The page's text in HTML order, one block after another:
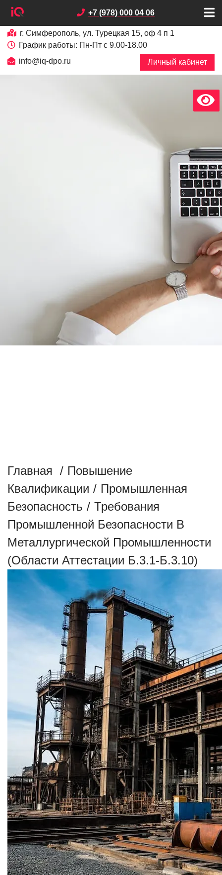
+7 (978) 000 04 06
г. Симферополь, ул. Турецкая 15, оф 4 п 1
График работы: Пн-Пт с 9.00-18.00
info@iq-dpo.ru
Личный кабинет
Главная / Повышение
Квалификации / Промышленная
Безопасность / Требования
Промышленной Безопасности В
Металлургической Промышленности
(области Аттестации Б.3.1-Б.3.10)
х